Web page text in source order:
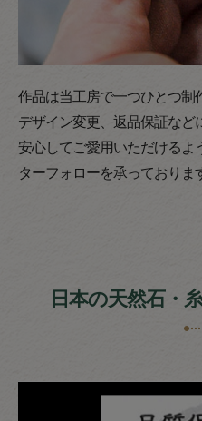
作品は当工房で一つひとつ
デザイン変更、返品保証など
安心してご愛用いただけるよ
ターフォローを承っておりま
日本の天然石・